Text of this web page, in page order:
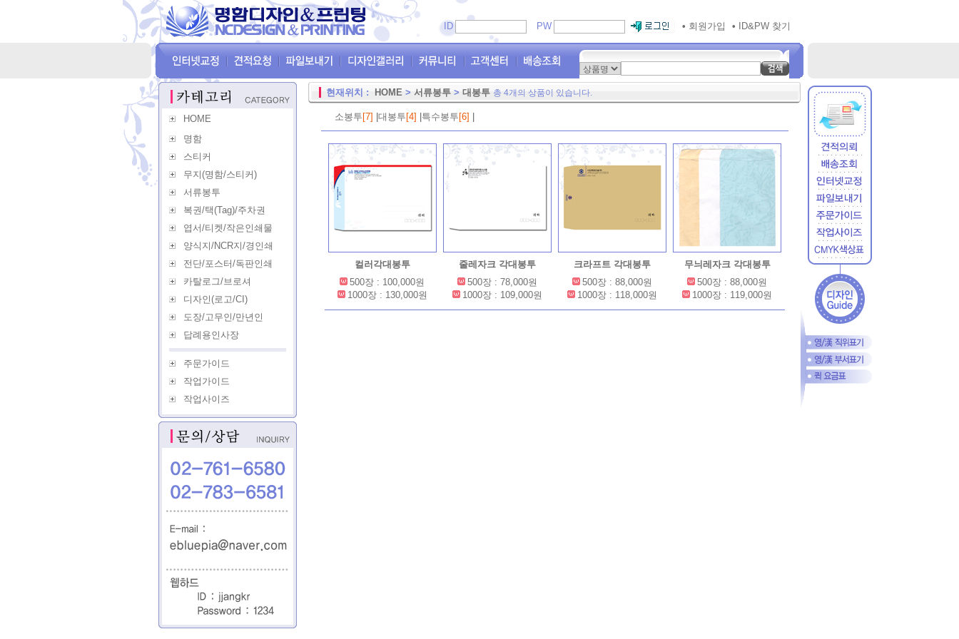
ID PW • 회원가입 • ID&PW 찾기
HOME
명함
스티커
무지(명함/스티커)
서류봉투
복권/택(Tag)/주차권
엽서/티켓/작은인쇄물
양식지/NCR지/경인쇄
전단/포스터/독판인쇄
카탈로그/브로셔
디자인(로고/CI)
도장/고무인/만년인
답례용인사장
주문가이드
작업가이드
작업사이즈
현재위치 : HOME > 서류봉투 > 대봉투 총 4개의 상품이 있습니다.
소봉투 [7] 대봉투 [4] 특수봉투 [6]
컬러각대봉투
500장 : 100,000원
1000장 : 130,000원
줄레자크 각대봉투
500장 : 78,000원
1000장 : 109,000원
크라프트 각대봉투
500장 : 88,000원
1000장 : 118,000원
무늬레자크 각대봉투
500장 : 88,000원
1000장 : 119,000원